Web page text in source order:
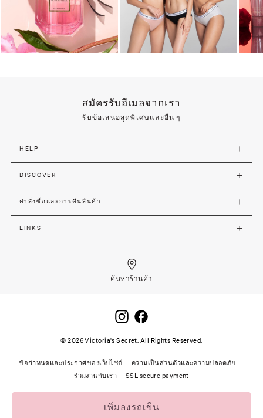
เพิ่มลงรถเข็น
สมัครรับอีเมลจากเรา
รับข้อเสนอสุดพิเศษและอื่น ๆ
HELP
DISCOVER
คำสั่งซื้อและการคืนสืนค้า
LINKS
ค้นหาร้านค้า
©2026Victoria's Secret. All Rights Reserved.
ข้อกำหนดและประกาศของเว็บไซต์
ความเป็นส่วนตัวและความปลอดภัย
ร่วมงานกับเรา
SSL secure payment